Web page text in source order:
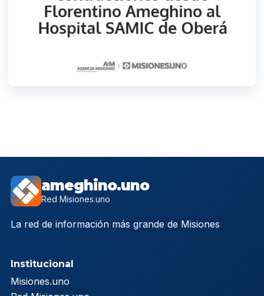
ameghino.uno
Red Misiones.uno
La red de información más grande de Misiones
Institucional
Misiones.uno